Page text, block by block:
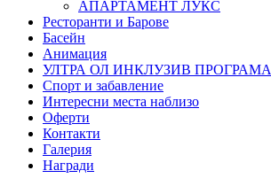
АПАРТАМЕНТ ЛУКС
Ресторанти и Барове
Басейн
Анимация
УЛТРА ОЛ ИНКЛУЗИВ ПРОГРАМА
Спорт и забавление
Интересни места наблизо
Оферти
Контакти
Галерия
Награди